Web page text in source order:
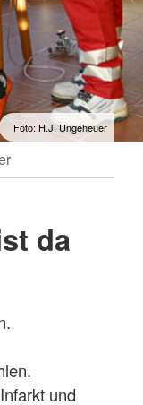
Foto: H.J. Ungeheuer
da
und